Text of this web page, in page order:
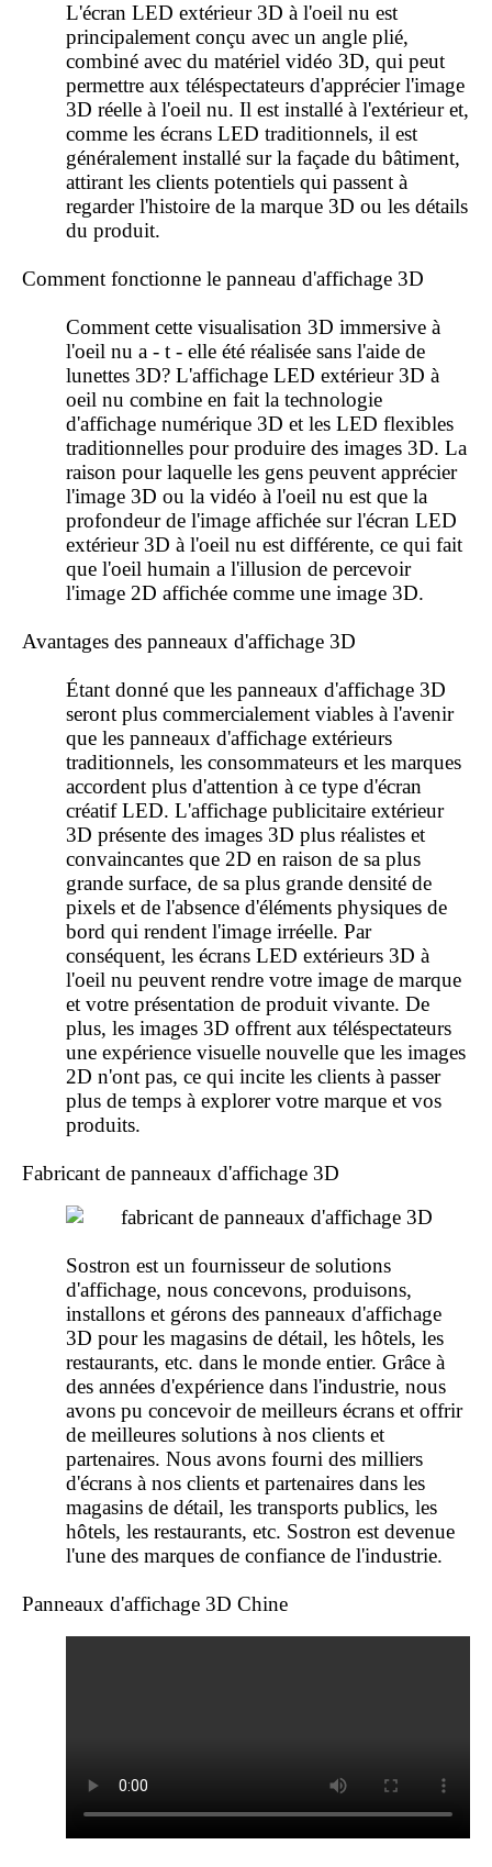
L'écran LED extérieur 3D à l'oeil nu est
principalement conçu avec un angle plié,
combiné avec du matériel vidéo 3D, qui peut
permettre aux téléspectateurs d'apprécier l'image
3D réelle à l'oeil nu. Il est installé à l'extérieur et,
comme les écrans LED traditionnels, il est
généralement installé sur la façade du bâtiment,
attirant les clients potentiels qui passent à
regarder l'histoire de la marque 3D ou les détails
du produit.
Comment fonctionne le panneau d'affichage 3D
Comment cette visualisation 3D immersive à
l'oeil nu a - t - elle été réalisée sans l'aide de
lunettes 3D? L'affichage LED extérieur 3D à
oeil nu combine en fait la technologie
d'affichage numérique 3D et les LED flexibles
traditionnelles pour produire des images 3D. La
raison pour laquelle les gens peuvent apprécier
l'image 3D ou la vidéo à l'oeil nu est que la
profondeur de l'image affichée sur l'écran LED
extérieur 3D à l'oeil nu est différente, ce qui fait
que l'oeil humain a l'illusion de percevoir
l'image 2D affichée comme une image 3D.
Avantages des panneaux d'affichage 3D
Étant donné que les panneaux d'affichage 3D
seront plus commercialement viables à l'avenir
que les panneaux d'affichage extérieurs
traditionnels, les consommateurs et les marques
accordent plus d'attention à ce type d'écran
créatif LED. L'affichage publicitaire extérieur
3D présente des images 3D plus réalistes et
convaincantes que 2D en raison de sa plus
grande surface, de sa plus grande densité de
pixels et de l'absence d'éléments physiques de
bord qui rendent l'image irréelle. Par
conséquent, les écrans LED extérieurs 3D à
l'oeil nu peuvent rendre votre image de marque
et votre présentation de produit vivante. De
plus, les images 3D offrent aux téléspectateurs
une expérience visuelle nouvelle que les images
2D n'ont pas, ce qui incite les clients à passer
plus de temps à explorer votre marque et vos
produits.
Fabricant de panneaux d'affichage 3D
Sostron est un fournisseur de solutions
d'affichage, nous concevons, produisons,
installons et gérons des panneaux d'affichage
3D pour les magasins de détail, les hôtels, les
restaurants, etc. dans le monde entier. Grâce à
des années d'expérience dans l'industrie, nous
avons pu concevoir de meilleurs écrans et offrir
de meilleures solutions à nos clients et
partenaires. Nous avons fourni des milliers
d'écrans à nos clients et partenaires dans les
magasins de détail, les transports publics, les
hôtels, les restaurants, etc. Sostron est devenue
l'une des marques de confiance de l'industrie.
Panneaux d'affichage 3D Chine